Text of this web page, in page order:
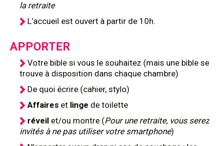
la retraite
L’accueil est ouvert à partir de 10h.
APPORTER
Votre bible si vous le souhaitez (mais une bible se
trouve à disposition dans chaque chambre)
De quoi écrire (cahier, stylo)
Affaires et linge de toilette
réveil et/ou montre (Pour une retraite, vous serez
invités à ne pas utiliser votre smartphone)